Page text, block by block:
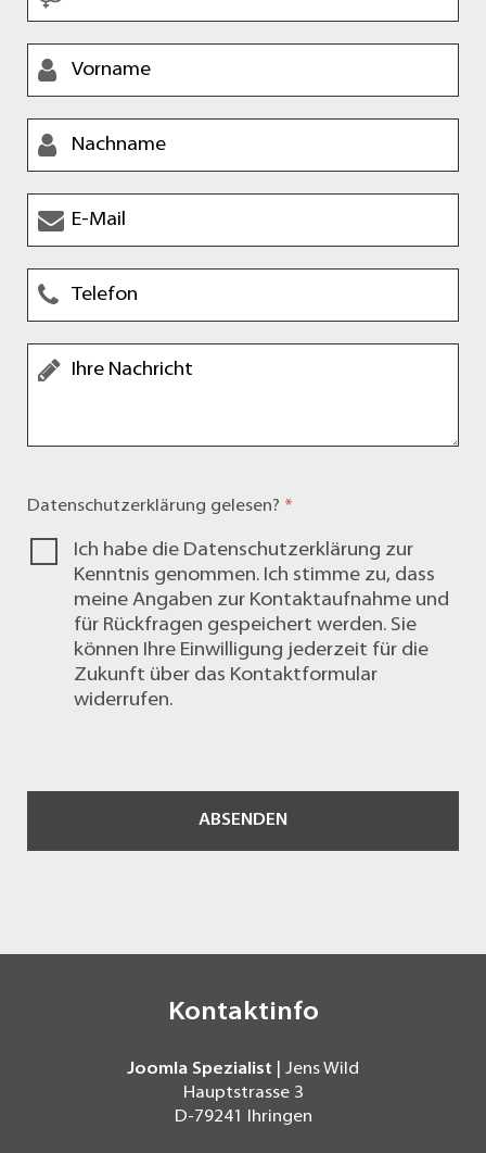
Datenschutzerklärung gelesen? *
Ich habe die Datenschutzerklärung zur
Kenntnis genommen. Ich stimme zu, dass
meine Angaben zur Kontaktaufnahme und
für Rückfragen gespeichert werden. Sie
können Ihre Einwilligung jederzeit für die
Zukunft über das Kontaktformular
widerrufen.
ABSENDEN
Kontaktinfo
Joomla Spezialist | Jens Wild
Hauptstrasse 3
D-79241
Ihringen